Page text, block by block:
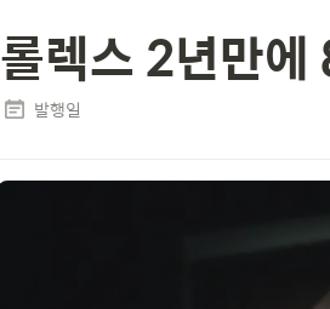
롤렉스 2년만
발행일